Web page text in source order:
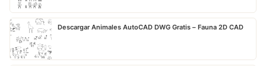
Descargar Animales AutoCAD DWG Gratis – Fauna 2D CAD